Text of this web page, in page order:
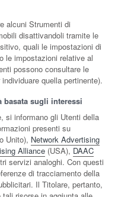
alcuni Strumenti di
disattivandoli tramite le
quali le impostazioni di
le impostazioni relative al
possono consultare le
quella pertinente).
basata sugli interessi
si informano gli Utenti della
presenti su
Unito), Network Advertising
Alliance (USA), DAAC
servizi analoghi. Con questi
di tracciamento della
Il Titolare, pertanto,